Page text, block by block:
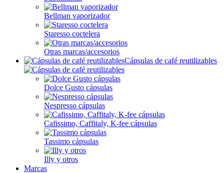
Bellman vaporizador
Staresso coctelera
Otras marcas/accesorios
Cápsulas de café reutilizables
Dolce Gusto cápsulas
Nespresso cápsulas
Cafissimo, Caffitaly, K-fee cápsulas
Tassimo cápsulas
Illy y otros
Marcas